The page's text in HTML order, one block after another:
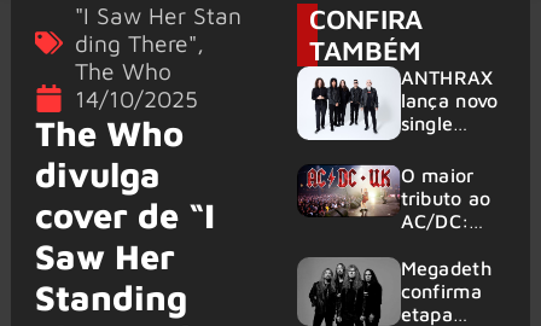
"I Saw Her Stan
ding There",
The Who
14/10/2025
The Who
divulga
cover de “I
Saw Her
Standing
CONFIRA
TAMBÉM
ANTHRAX
lança novo
single
’s Got A
Plan’
O maior
tributo ao
AC/DC:
traz ao
Brasil um
repertório
Megadeth
confirma
etapa